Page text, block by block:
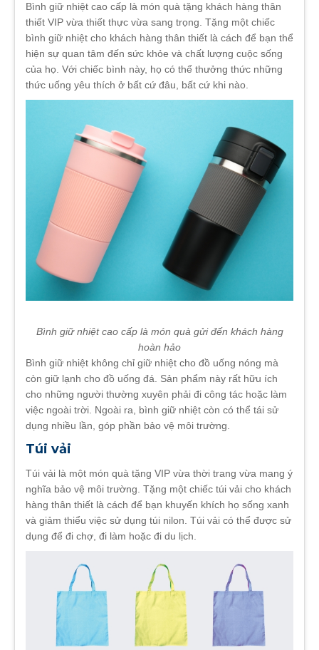
Bình giữ nhiệt cao cấp là món quà tặng khách hàng thân
thiết VIP vừa thiết thực vừa sang trọng. Tặng một chiếc
bình giữ nhiệt cho khách hàng thân thiết là cách để bạn thể
hiện sự quan tâm đến sức khỏe và chất lượng cuộc sống
của họ. Với chiếc bình này, họ có thể thưởng thức những
thức uống yêu thích ở bất cứ đâu, bất cứ khi nào.
Bình giữ nhiệt cao cấp là món quà gửi đến khách hàng
hoàn hảo
Bình giữ nhiệt không chỉ giữ nhiệt cho đồ uống nóng mà
còn giữ lạnh cho đồ uống đá. Sản phẩm này rất hữu ích
cho những người thường xuyên phải đi công tác hoặc làm
việc ngoài trời. Ngoài ra, bình giữ nhiệt còn có thể tái sử
dụng nhiều lần, góp phần bảo vệ môi trường.
Túi vải
Túi vải là một món quà tặng VIP vừa thời trang vừa mang ý
nghĩa bảo vệ môi trường. Tặng một chiếc túi vải cho khách
hàng thân thiết là cách để bạn khuyến khích họ sống xanh
và giảm thiểu việc sử dụng túi nilon. Túi vải có thể được sử
dụng để đi chợ, đi làm hoặc đi du lịch.